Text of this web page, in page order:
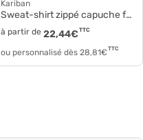
Kariban
Sweat-shirt zippé capuche femme k467
à partir de 22,44€ TTC
ou personnalisé dès 28,81€ TTC